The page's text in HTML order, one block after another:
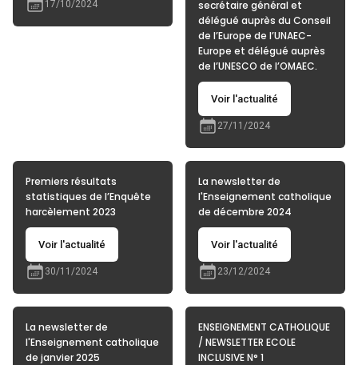
17/10/2024
secrétaire général et
délégué auprès du Conseil
de l’Europe de l’UNAEC-
Europe et délégué auprès
de l’UNESCO de l’OMAEC.
Voir l'actualité
27/11/2024
Premiers résultats
statistiques de l’Enquête
harcèlement 2023
Voir l'actualité
30/11/2024
La newsletter de
l'Enseignement catholique
de décembre 2024
Voir l'actualité
23/12/2024
La newsletter de
l'Enseignement catholique
de janvier 2025
ENSEIGNEMENT CATHOLIQUE
/ NEWSLETTER ECOLE
INCLUSIVE N° 1